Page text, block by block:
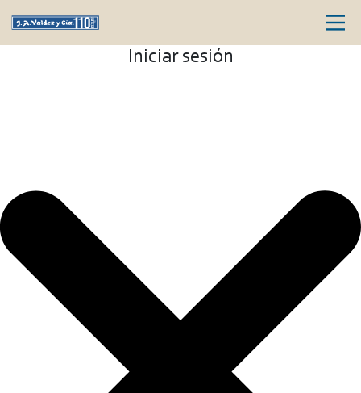
Iniciar sesión